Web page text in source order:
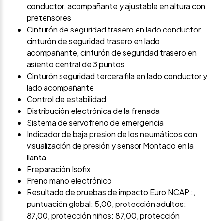
conductor, acompañante y ajustable en altura con
pretensores
Cinturón de seguridad trasero en lado conductor,
cinturón de seguridad trasero en lado
acompañante, cinturón de seguridad trasero en
asiento central de 3 puntos
Cinturón seguridad tercera fila en lado conductor y
lado acompañante
Control de estabilidad
Distribución electrónica de la frenada
Sistema de servofreno de emergencia
Indicador de baja presion de los neumáticos con
visualización de presión y sensor Montado en la
llanta
Preparación Isofix
Freno mano electrónico
Resultado de pruebas de impacto Euro NCAP :,
puntuación global: 5,00, protección adultos:
87,00, protección niños: 87,00, protección